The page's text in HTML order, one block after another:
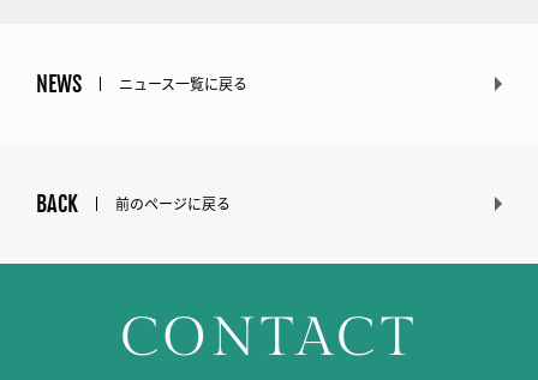
NEWS ニュース一覧に戻る
BACK 前のページに戻る
CONTACT